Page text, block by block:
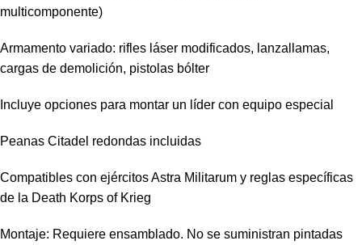
multicomponente)
Armamento variado: rifles láser modificados, lanzallamas,
cargas de demolición, pistolas bólter
Incluye opciones para montar un líder con equipo especial
Peanas Citadel redondas incluidas
Compatibles con ejércitos Astra Militarum y reglas específicas
de la Death Korps of Krieg
Montaje: Requiere ensamblado. No se suministran pintadas